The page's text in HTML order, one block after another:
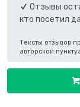
Отзывы
кто посетил
Тексты отзывов
авторской